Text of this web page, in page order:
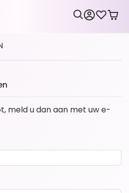
meld u dan aan met uw e-